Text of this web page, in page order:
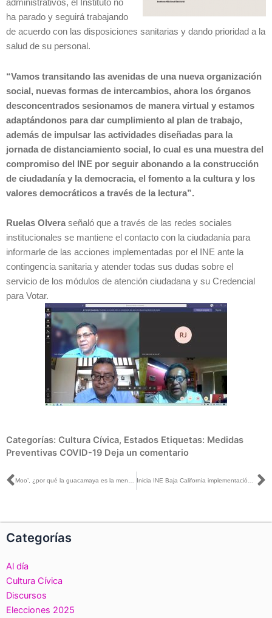
administrativos, el Instituto no
ha parado y seguirá trabajando
de acuerdo con las disposiciones sanitarias y dando prioridad a la
salud de su personal.
“Vamos transitando las avenidas de una nueva organización
social, nuevas formas de intercambios, ahora los órganos
desconcentrados sesionamos de manera virtual y estamos
adaptándonos para dar cumplimiento al plan de trabajo,
además de impulsar las actividades diseñadas para la
jornada de distanciamiento social, lo cual es una muestra del
compromiso del INE por seguir abonando a la construcción
de ciudadanía y la democracia, el fomento a la cultura y los
valores democráticos a través de la lectura”.
Ruelas Olveraseñaló que a través de las redes sociales
institucionales se mantiene el contacto con la ciudadanía para
informarle de las acciones implementadas por el INE ante la
contingencia sanitaria y atender todas sus dudas sobre el
servicio de los módulos de atención ciudadana y su Credencial
para Votar.
Categorías: Cultura Cívica, Estados Etiquetas: Medidas
Preventivas COVID-19 Deja un comentario
Ant
Categorías
Al día
Cultura Cívica
Discursos
Elecciones 2025